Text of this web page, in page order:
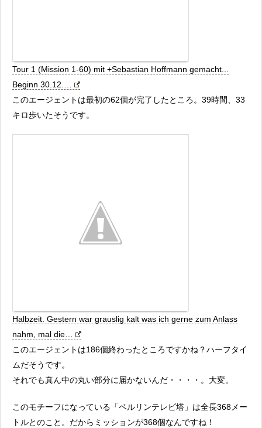
Tour 1 (Mission 1-60) mit +Sebastian Hoffmann​​ gemacht...
Beginn 30.12.…
このエージェントは最初の62個が完了したところ。39時間、33
キロ歩いたそうです。
Halbzeit. Gestern war grauslig kalt was ich gerne zum Anlass
nahm, mal die…
このエージェントは186個終わったところですかね？ハーフタイ
ムだそうです。
それでも真ん中の丸い部分に届かないんだ・・・・。大変。
このモチーフになっている「ベルリンテレビ塔」は全長368メー
トルとのこと。だからミッションが368個なんですね！